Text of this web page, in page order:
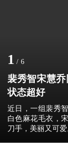
1 / 6
裴秀智宋慧
状态超好
近日，一组裴秀
白色麻花毛衣，
刀手，美丽又可爱